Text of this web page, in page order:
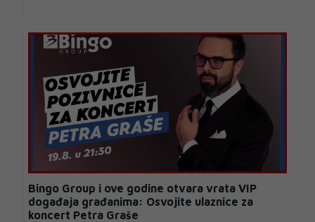
Bingo Group i ove godine otvara vrata VIP
događaja građanima: Osvojite ulaznice za
koncert Petra Graše